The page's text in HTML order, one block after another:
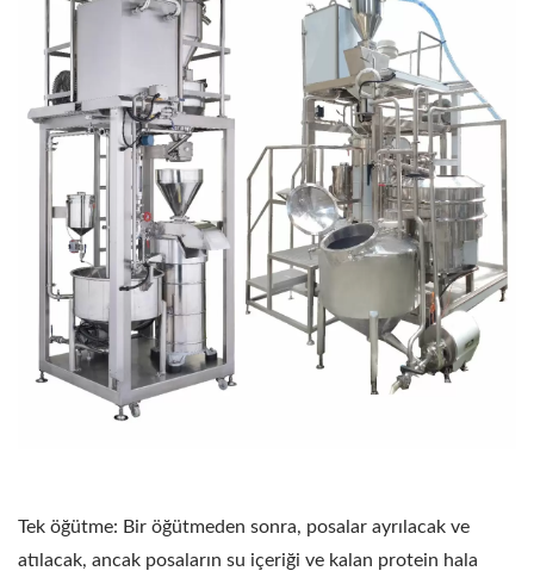
Tek öğütme: Bir öğütmeden sonra, posalar ayrılacak ve
atılacak, ancak posaların su içeriği ve kalan protein hala